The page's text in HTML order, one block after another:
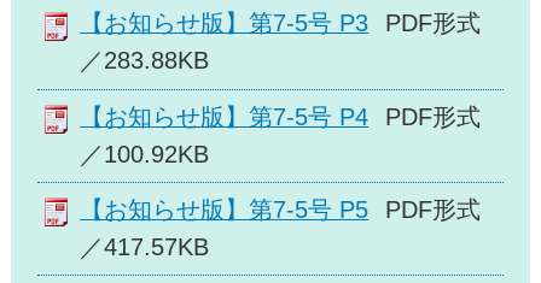
【お知らせ版】第7-5号 P3
PDF形式
／283.88KB
【お知らせ版】第7-5号 P4
PDF形式
／100.92KB
【お知らせ版】第7-5号 P5
PDF形式
／417.57KB